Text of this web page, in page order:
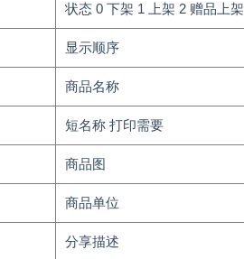
状态 0 下架 1 上架 2 赠品上架
显示顺序
商品名称
短名称 打印需要
商品图
商品单位
分享描述